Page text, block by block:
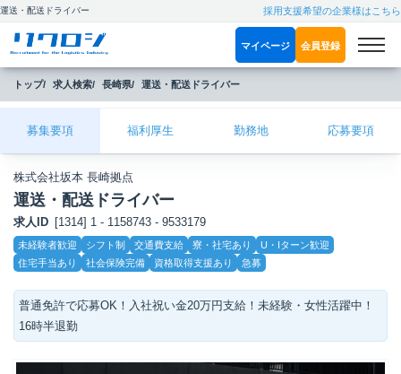
運送・配送ドライバー 採用支援希望の企業様はこちら
マイページ 会員登録
トップ 求人検索 長崎県 運送・配送ドライバー
募集要項 福利厚生 勤務地 応募要項
株式会社坂本 長崎拠点
運送・配送ドライバー
求人ID [1314] 1 - 1158743 - 9533179
こ
だ
わ
未経験者歓迎 シフト制 交通費支給 寮・社宅あり
U・Iターン歓迎
住宅手当あり
社会保険完備 資格取得支援あり 急募
普通免許で応募OK！入社祝い金20万円支給！未経験・女性活躍中！
16時半退勤